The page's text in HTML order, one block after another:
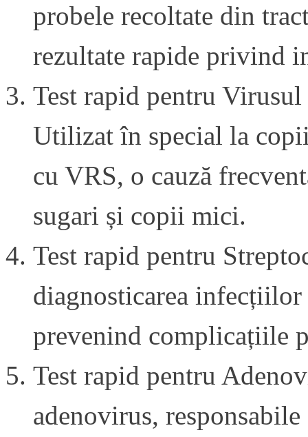
probele recoltate din
rezultate rapide privind
Test rapid pentru
Utilizat în special la
cu VRS, o cauză
sugari și copii mici.
Test rapid pentru
diagnosticarea
prevenind complicațiile
Test rapid pentru
adenovirus,